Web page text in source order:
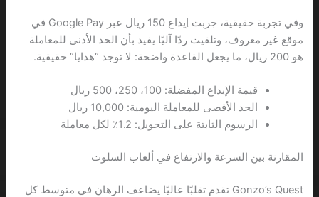
وفي تجربة حقيقية، جربت إيداع 150 ريال عبر Google Pay في
موقع غير معروف، وتلقيت ردًا آليًا يفيد بأن الحد الأدنى للمعاملة
هو 200 ريال، ما يجعل القاعدة واضحة: لا توجد “هدايا” حقيقية.
قيمة الإيداع المفضلة: 100، 250، 500 ريال
الحد الأقصى للمعاملة اليومية: 10,000 ريال
الرسوم الثابتة على التحويل: 1.2٪ لكل معاملة
المقارنة بين السرعة والارتفاع في ألعاب السلوت
Gonzo’s Quest تقدم تقلبًا عاليًا يضاعف الرهان في متوسط كل